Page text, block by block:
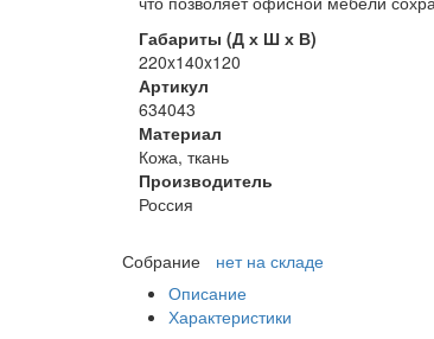
Габариты (Д х Ш х В)
220x140x120
Артикул
634043
Материал
Кожа, ткань
Производитель
Россия
Собрание
нет на складе
Описание
Характеристики